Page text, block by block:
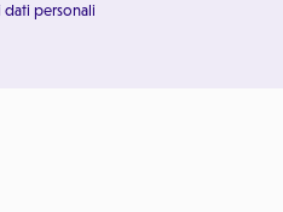
personali